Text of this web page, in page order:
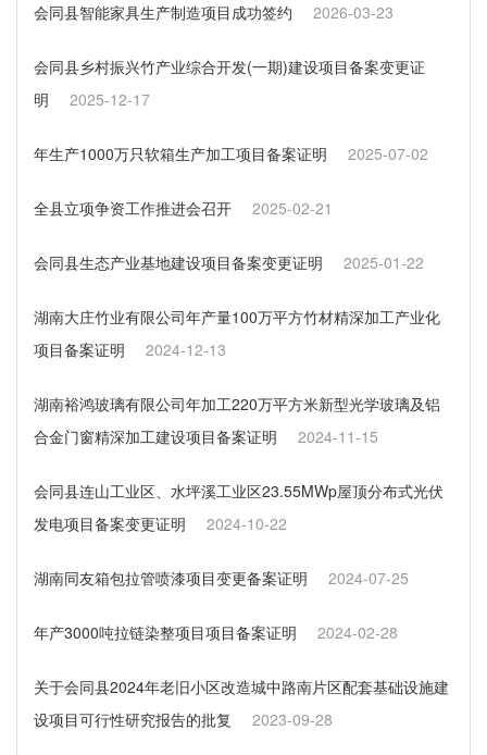
会同县智能家具生产制造项目成功签约 2026-03-23
会同县乡村振兴竹产业综合开发(一期)建设项目备案变更证
明
2025-12-17
年生产1000万只软箱生产加工项目备案证明 2025-07-02
全县立项争资工作推进会召开 2025-02-21
会同县生态产业基地建设项目备案变更证明 2025-01-22
湖南大庄竹业有限公司年产量100万平方竹材精深加工产业化
项目备案证明
2024-12-13
湖南裕鸿玻璃有限公司年加工220万平方米新型光学玻璃及铝
合金门窗精深加工建设项目备案证明
2024-11-15
会同县连山工业区、水坪溪工业区23.55MWp屋顶分布式光伏
发电项目备案变更证明
2024-10-22
湖南同友箱包拉管喷漆项目变更备案证明 2024-07-25
年产3000吨拉链染整项目项目备案证明 2024-02-28
关于会同县2024年老旧小区改造城中路南片区配套基础设施建
设项目可行性研究报告的批复
2023-09-28